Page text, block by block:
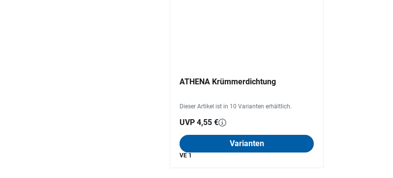
ATHENA Krümmerdichtung
Dieser Artikel ist in 10 Varianten erhältlich.
UVP 4,55 €
Varianten
VE 1